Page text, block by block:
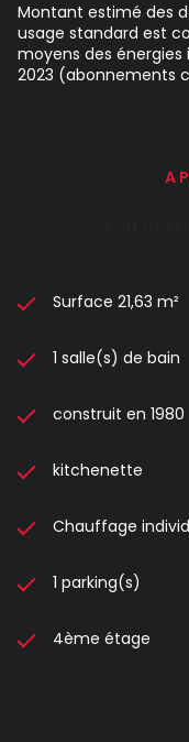
Montant estimé des
usage standard est
moyens des énergies
2023 (abonnements
A
Surface 21,63 m²
1 salle(s) de bain
construit en 1980
kitchenette
Chauffage
1 parking(s)
4ème étage